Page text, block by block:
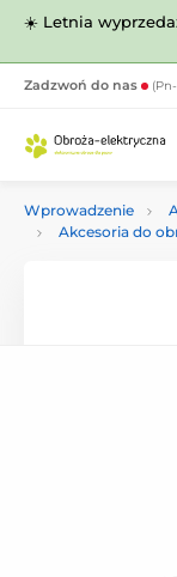
☀️ Letnia
Zadzwoń do nas
Wprowadzenie
Akcesoria do